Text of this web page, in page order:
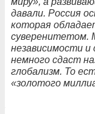
давали. Россия
которая
суверенитетом.
независимости и
немного сдаст
глобализм. То
«золотого